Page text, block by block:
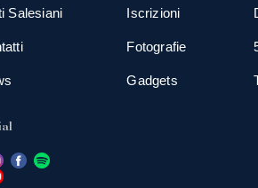
Salesiani Iscrizioni
Fotografie
Gadgets